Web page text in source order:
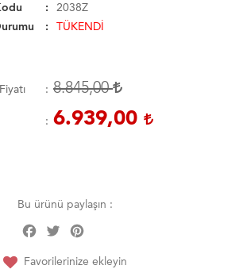
2038Z
TÜKENDİ
8.845,00
6.939,00
Bu ürünü paylaşın :
Facebook
Twitter
Favorilerinize ekleyin